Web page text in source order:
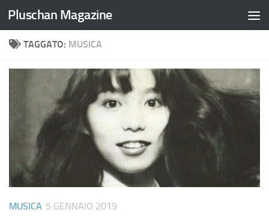
Salta al contenuto
Pluschan Magazine
TAGGATO: MUSICA
MUSICA 5 GENNAIO 2019